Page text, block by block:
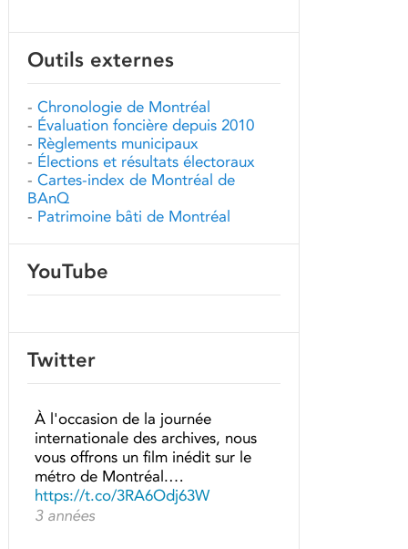
Outils externes
- Chronologie de Montréal
- Évaluation foncière depuis 2010
- Règlements municipaux
- Élections et résultats électoraux
- Cartes-index de Montréal de
BAnQ
- Patrimoine bâti de Montréal
YouTube
Twitter
À l'occasion de la journée
internationale des archives, nous
vous offrons un film inédit sur le
métro de Montréal.…
https://t.co/3RA6Odj63W
3 années